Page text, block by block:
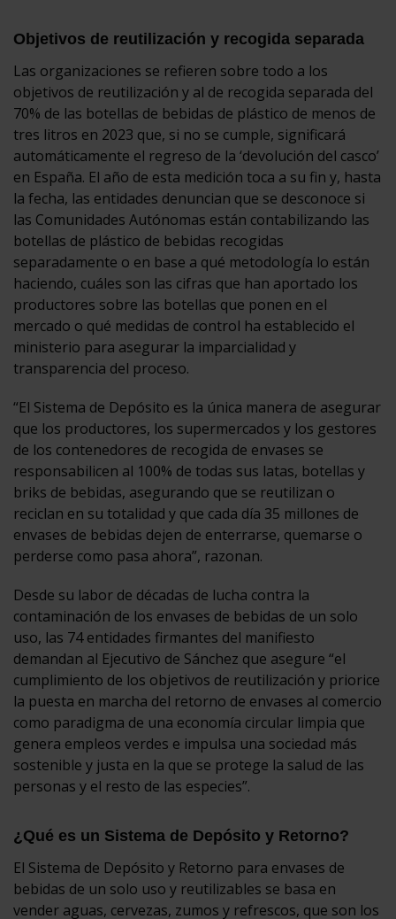
Objetivos de reutilización y recogida separada
Las organizaciones se refieren sobre todo a los
objetivos de reutilización y al de recogida separada del
70% de las botellas de bebidas de plástico de menos de
tres litros en 2023 que, si no se cumple, significará
automáticamente el regreso de la ‘devolución del casco’
en España. El año de esta medición toca a su fin y, hasta
la fecha, las entidades denuncian que se desconoce si
las Comunidades Autónomas están contabilizando las
botellas de plástico de bebidas recogidas
separadamente o en base a qué metodología lo están
haciendo, cuáles son las cifras que han aportado los
productores sobre las botellas que ponen en el
mercado o qué medidas de control ha establecido el
ministerio para asegurar la imparcialidad y
transparencia del proceso.
“El Sistema de Depósito es la única manera de asegurar
que los productores, los supermercados y los gestores
de los contenedores de recogida de envases se
responsabilicen al 100% de todas sus latas, botellas y
briks de bebidas, asegurando que se reutilizan o
reciclan en su totalidad y que cada día 35 millones de
envases de bebidas dejen de enterrarse, quemarse o
perderse como pasa ahora”, razonan.
Desde su labor de décadas de lucha contra la
contaminación de los envases de bebidas de un solo
uso, las 74 entidades firmantes del manifiesto
demandan al Ejecutivo de Sánchez que asegure “el
cumplimiento de los objetivos de reutilización y priorice
la puesta en marcha del retorno de envases al comercio
como paradigma de una economía circular limpia que
genera empleos verdes e impulsa una sociedad más
sostenible y justa en la que se protege la salud de las
personas y el resto de las especies”.
¿Qué es un Sistema de Depósito y Retorno?
El Sistema de Depósito y Retorno para envases de
bebidas de un solo uso y reutilizables se basa en
vender aguas, cervezas, zumos y refrescos, que son los